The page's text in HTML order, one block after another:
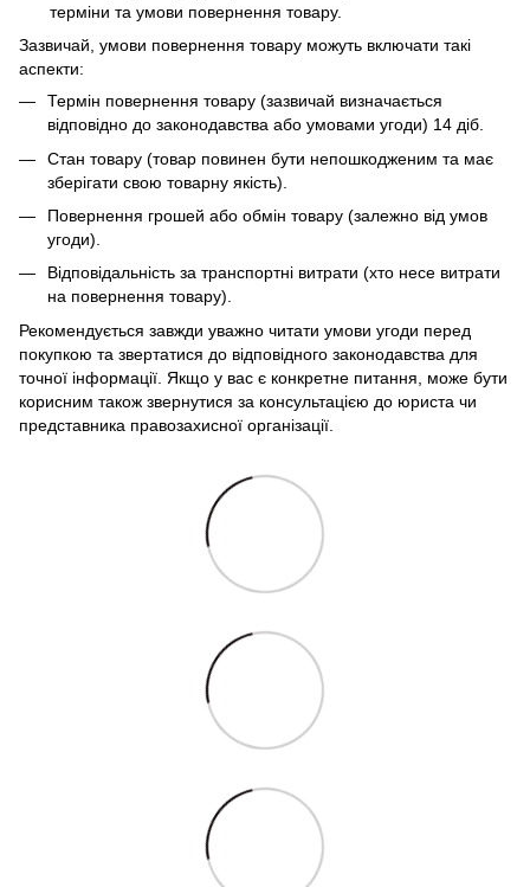
терміни та умови повернення товару.
Зазвичай, умови повернення товару можуть включати такі
аспекти:
Термін повернення товару (зазвичай визначається
відповідно до законодавства або умовами угоди) 14 діб.
Стан товару (товар повинен бути непошкодженим та має
зберігати свою товарну якість).
Повернення грошей або обмін товару (залежно від умов
угоди).
Відповідальність за транспортні витрати (хто несе витрати
на повернення товару).
Рекомендується завжди уважно читати умови угоди перед
покупкою та звертатися до відповідного законодавства для
точної інформації. Якщо у вас є конкретне питання, може бути
корисним також звернутися за консультацією до юриста чи
представника правозахисної організації.